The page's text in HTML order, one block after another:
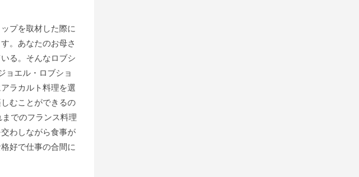
プを取材した際に
。あなたのお母さ
る。そんなロブシ
ョエル・ロブショ
ラカルト料理を選
むことができるの
でのフランス料理
わしながら食事が
好で仕事の合間に